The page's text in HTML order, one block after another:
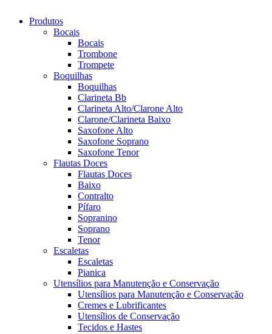
Produtos
Bocais
Bocais
Trombone
Trompete
Boquilhas
Boquilhas
Clarineta Bb
Clarineta Alto/Clarone Alto
Clarone/Clarineta Baixo
Saxofone Alto
Saxofone Soprano
Saxofone Tenor
Flautas Doces
Flautas Doces
Baixo
Contralto
Pífaro
Sopranino
Soprano
Tenor
Escaletas
Escaletas
Pianica
Utensílios para Manutenção e Conservação
Utensílios para Manutenção e Conservação
Cremes e Lubrificantes
Utensílios de Conservação
Tecidos e Hastes